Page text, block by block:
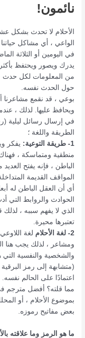
نائمون!
الأحلام لا تحدث بشكل
الواعي ، أي مشاكل
في اليومين أو الثلاثة
يدرك ويصور ويحتفظ
من المعلومات لكل حدث ،
حول الحدث نفسه.
بوعي ، قد نقمع مشاعرنا
ويحافظ عليها. لذلك ،
في إرسال رسائل ليلية
الطريقة واللغة ؛
1- طريقة التوعية:
يفكر
منطقية ومتماسكة ،
الباطن ، فإنه يفتح
المواقف القديمة
أي أن العقل الباطن له
الحوادث والروابط التي
الذي لا يفهم سببه ، لذلك
تعتبرها محيرة.
2- لغة الأحلام
لغة
ومشاعر ، لذلك يجب هنا
والشخصية والنفسية
(متشابهة إلى رمز
اعتمادًا على الحالم نفسه. .
مما قلته؟ أفضل مترجم
بموضوع الأحلام ، أو
بعض مفاتيح رموزه.
ما هو الرمز وما علاقته